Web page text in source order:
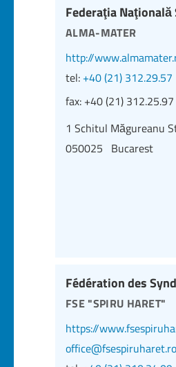
Federaţia Naţională
alma-mater
http://
tel: +40 (21) 312.29.57
fax: +40 (21) 312.25.97
1 Schitul Măgureanu
050025 Bucarest
Fédération des
fse "spiru haret"
https://
office@fsespiruharet.ro